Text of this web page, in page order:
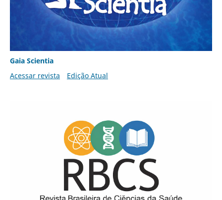
Gaia Scientia
Acessar revista
Edição Atual